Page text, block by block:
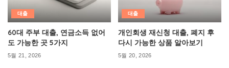
대출
60대 주부 대출, 연금소득 없어
도 가능한 곳 5가지
5월 21, 2026
대출
개인회생 재신청 대출, 폐지 후
다시 가능한 상품 알아보기
5월 20, 2026